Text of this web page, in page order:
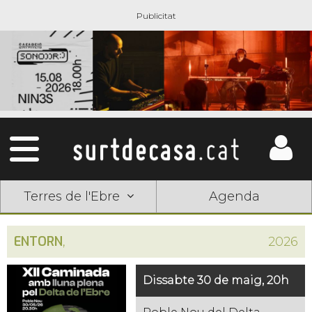
Terres de l'Ebre Agenda
ENTORN, 2026
Dissabte 30 de maig, 20h